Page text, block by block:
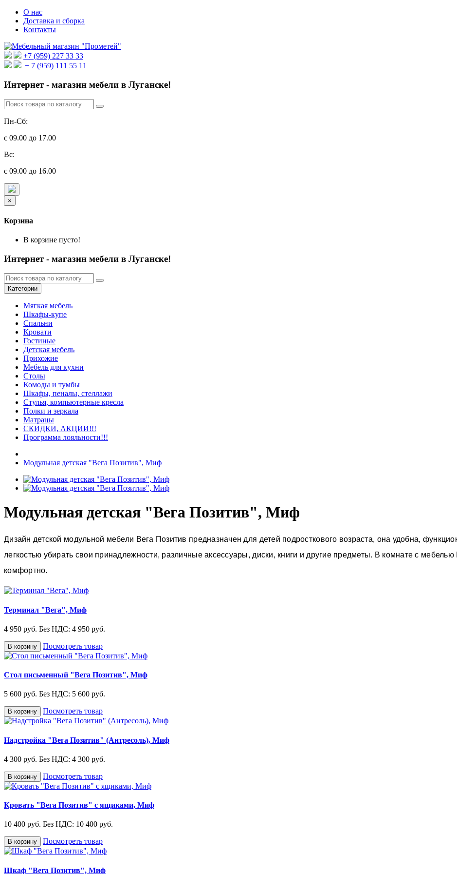
О нас
Доставка и сборка
Контакты
+7 (959) 227 33 33
+ 7 (959) 111 55 11
Интернет - магазин мебели в Луганске!
Пн-Сб:
с 09.00 до 17.00
Вс:
с 09.00 до 16.00
×
Корзина
В корзине пусто!
Интернет - магазин мебели в Луганске!
Категории
Мягкая мебель
Шкафы-купе
Спальни
Кровати
Гостиные
Детская мебель
Прихожие
Мебель для кухни
Столы
Комоды и тумбы
Шкафы, пеналы, стеллажи
Стулья, компьютерные кресла
Полки и зеркала
Матрацы
СКИДКИ, АКЦИИ!!!
Программа лояльности!!!
Модульная детская "Вега Позитив", Миф
Модульная детская "Вега Позитив", Миф
Дизайн детской модульной мебели Вега Позитив предназначен для детей подросткового возраста, она удобна,
легкостью убирать свои принадлежности, различные аксессуары, диски, книги и другие предметы. В комнате с
комфортно.
Терминал "Вега", Миф
4 950 руб. Без НДС: 4 950 руб.
В корзину Посмотреть товар
Стол письменный "Вега Позитив", Миф
5 600 руб. Без НДС: 5 600 руб.
В корзину Посмотреть товар
Надстройка "Вега Позитив" (Антресоль), Миф
4 300 руб. Без НДС: 4 300 руб.
В корзину Посмотреть товар
Кровать "Вега Позитив" с ящиками, Миф
10 400 руб. Без НДС: 10 400 руб.
В корзину Посмотреть товар
Шкаф "Вега Позитив", Миф